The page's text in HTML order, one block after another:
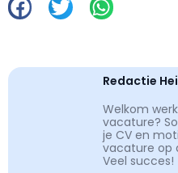
Redactie
Welkom
vacature?
je CV en
vacature op
Veel succes!